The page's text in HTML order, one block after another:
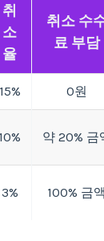
취
소
율
취소 수
료 부담
15% 0원
10% 약 20% 금
3% 100% 금액